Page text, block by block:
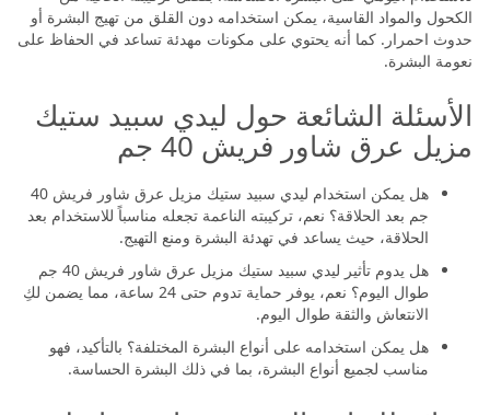
للاستخدام اليومي على البشرة الحساسة. بفضل تركيبته الخالية من
الكحول والمواد القاسية، يمكن استخدامه دون القلق من تهيج البشرة أو
حدوث احمرار. كما أنه يحتوي على مكونات مهدئة تساعد في الحفاظ على
نعومة البشرة.
الأسئلة الشائعة حول ليدي سبيد ستيك
مزيل عرق شاور فريش 40 جم
هل يمكن استخدام ليدي سبيد ستيك مزيل عرق شاور فريش 40
جم بعد الحلاقة؟ نعم، تركيبته الناعمة تجعله مناسباً للاستخدام بعد
الحلاقة، حيث يساعد في تهدئة البشرة ومنع التهيج.
هل يدوم تأثير ليدي سبيد ستيك مزيل عرق شاور فريش 40 جم
طوال اليوم؟ نعم، يوفر حماية تدوم حتى 24 ساعة، مما يضمن لكِ
الانتعاش والثقة طوال اليوم.
هل يمكن استخدامه على أنواع البشرة المختلفة؟ بالتأكيد، فهو
مناسب لجميع أنواع البشرة، بما في ذلك البشرة الحساسة.